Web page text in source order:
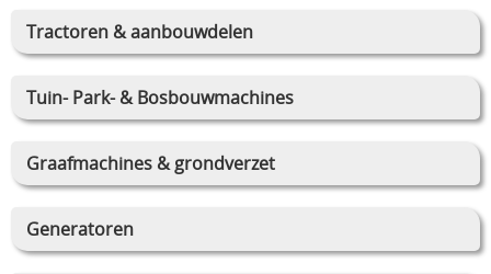
Tractoren & aanbouwdelen
Tuin- Park- & Bosbouwmachines
Graafmachines & grondverzet
Generatoren